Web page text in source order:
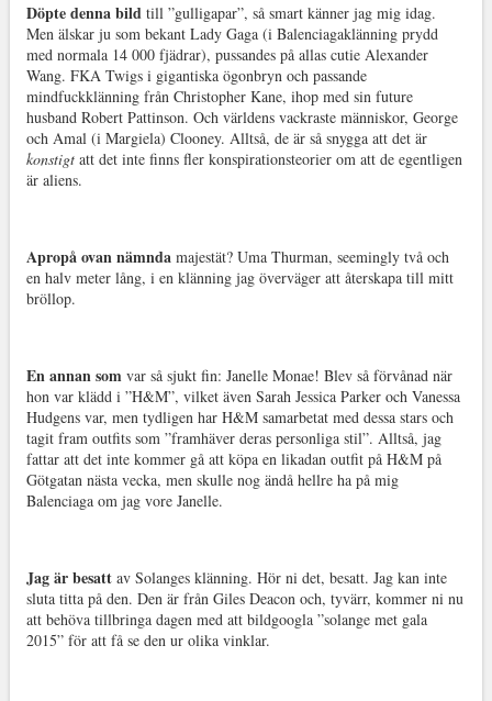
Döpte denna bildtill ”gulligapar”, så smart känner jag mig idag.
Men älskar ju som bekant Lady Gaga (i Balenciagaklänning prydd
med normala 14 000 fjädrar), pussandes på allas cutie Alexander
Wang. FKA Twigs i gigantiska ögonbryn och passande
mindfuckklänning från Christopher Kane, ihop med sin future
husband Robert Pattinson. Och världens vackraste människor, George
och Amal (i Margiela) Clooney. Alltså, de är så snygga att det är
konstigtatt det inte finns fler konspirationsteorier om att de egentligen
är aliens.
Apropå ovan nämndamajestät? Uma Thurman, seemingly två och
en halv meter lång, i en klänning jag överväger att återskapa till mitt
bröllop.
En annan somvar så sjukt fin: Janelle Monae! Blev så förvånad när
hon var klädd i ”H&M”, vilket även Sarah Jessica Parker och Vanessa
Hudgens var, men tydligen har H&M samarbetat med dessa stars och
tagit fram outfits som ”framhäver deras personliga stil”. Alltså, jag
fattar att det inte kommer gå att köpa en likadan outfit på H&M på
Götgatan nästa vecka, men skulle nog ändå hellre ha på mig
Balenciaga om jag vore Janelle.
Jag är besattav Solanges klänning. Hör ni det, besatt. Jag kan inte
sluta titta på den. Den är från Giles Deacon och, tyvärr, kommer ni nu
att behöva tillbringa dagen med att bildgoogla ”solange met gala
2015” för att få se den ur olika vinklar.